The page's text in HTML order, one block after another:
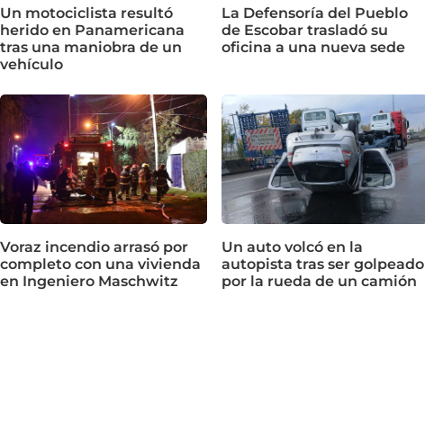
Un motociclista resultó
herido en Panamericana
tras una maniobra de un
vehículo
La Defensoría del Pueblo
de Escobar trasladó su
oficina a una nueva sede
Voraz incendio arrasó por
completo con una vivienda
en Ingeniero Maschwitz
Un auto volcó en la
autopista tras ser golpeado
por la rueda de un camión